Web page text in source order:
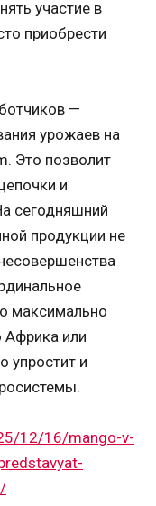
участие в
приобрести
—
урожаев на
Это позволит
и
сегодняшний
продукции не
максимально
Африка или
упростит и
12/16/mango-v-